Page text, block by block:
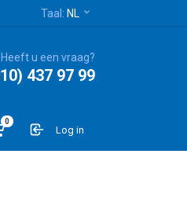
Taal: NL
Heeft u een vraag?
437 97 99
0
Log in